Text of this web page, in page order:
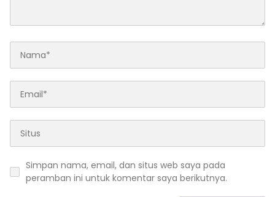
Simpan nama, email, dan situs web saya pada
peramban ini untuk komentar saya berikutnya.